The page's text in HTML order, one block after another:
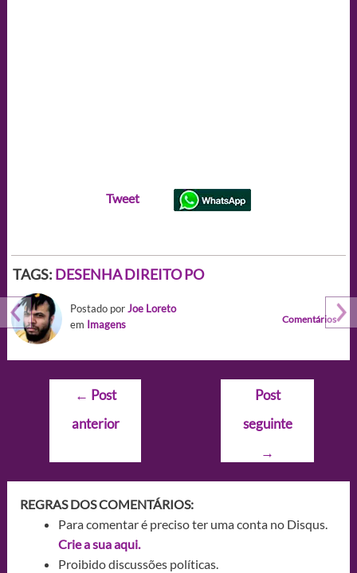
Tweet
TAGS: DESENHA DIREITO PO
Postado porJoe Loreto
em Imagens Comentários
Navegação
Post
← Post
anterior
Post
seguinte
→
REGRAS DOS COMENTÁRIOS:
Para comentar é preciso ter uma conta no Disqus.
Crie a sua aqui.
Proibido discussões políticas.